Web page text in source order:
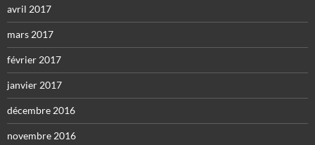
avril 2017
mars 2017
février 2017
janvier 2017
décembre 2016
novembre 2016